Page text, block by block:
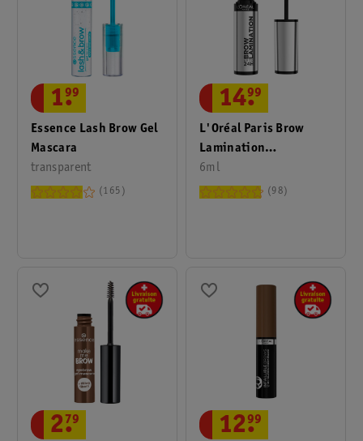
Essence Lash Brow Gel
Mascara
transparent
1.
99
165
L'Oréal Paris Brow
Lamination
Transparent 24H
6ml
14.
99
98
2.
79 12.
99